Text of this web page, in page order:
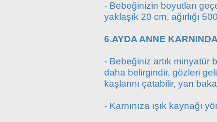
- Bebeğinizin boyutları
yaklaşık 20 cm, ağırlığı
6.AYDA ANNE
- Bebeğiniz artık minyatür
daha belirgindir, gözleri
kaşlarını çatabilir, yan
- Karnınıza ışık kaynağı